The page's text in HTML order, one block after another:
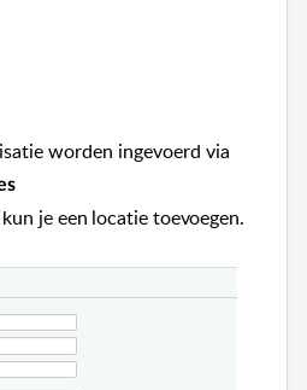
worden ingevoerd via
je een locatie toevoegen.